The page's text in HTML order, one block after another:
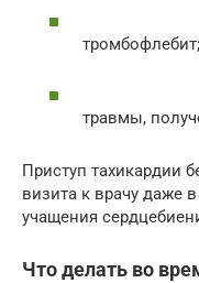
тромбофлебит;
травмы,
Приступ тахикардии
визита к врачу даже
учащения
Что делать во